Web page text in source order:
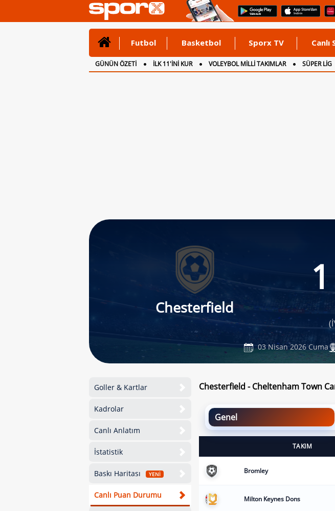
Futbol Basketbol Sporx TV Canlı
GÜNÜN ÖZETİ İLK 11'İNİ KUR VOLEYBOL MİLLİ TAKIMLAR SÜPER LİG
CANLI ANLATIM
İNGİLTERE
Chesterfield
03 Nisan 2026 Cuma
Goller & Kartlar
Kadrolar
Canlı Anlatım
İstatistik
Baskı Haritası YENİ
Canlı Puan Durumu
Chesterfield - Cheltenham Town
Genel
TAKIM
Bromley
Milton Keynes Dons